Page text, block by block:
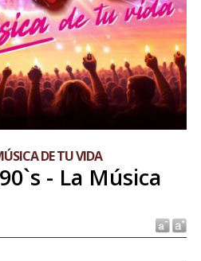
DE TU VIDA
- La Música